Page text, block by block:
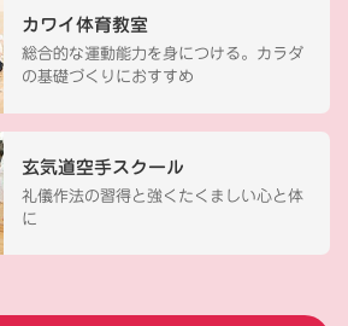
カワイ体育教室
総合的な運動能力を身につける。カラダ
の基礎づくりにおすすめ
玄気道空手スクール
礼儀作法の習得と強くたくましい心と体
に